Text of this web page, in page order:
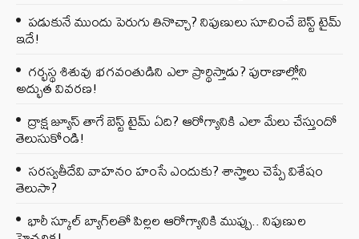
పడుకునే ముందు పెరుగు తినొచ్చా? నిపుణులు సూచించే బెస్ట్ టైమ్
ఇదే!
గర్భస్థ శిశువు భగవంతుడిని ఎలా ప్రార్థిస్తాడు? పురాణాల్లోని
అద్భుత వివరణ!
ద్రాక్ష జ్యూస్ తాగే బెస్ట్ టైమ్ ఏది? ఆరోగ్యానికి ఎలా మేలు చేస్తుందో
తెలుసుకోండి!
సరస్వతీదేవి వాహనం హంసే ఎందుకు? శాస్త్రాలు చెప్పే విశేషం
తెలుసా?
భారీ స్కూల్ బ్యాగ్‌లతో పిల్లల ఆరోగ్యానికి ముప్పు.. నిపుణుల